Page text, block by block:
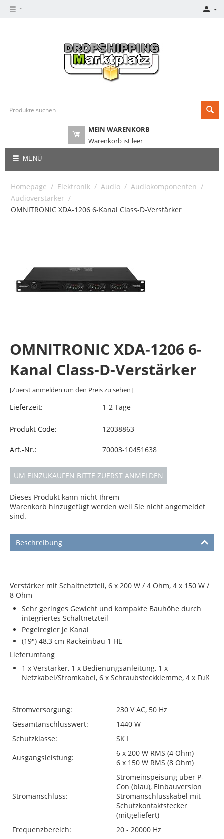
MEIN WARENKORB
Warenkorb ist leer
MENÜ
Homepage / Elektronik / Audio / Audiokomponenten /
Audioverstärker /
OMNITRONIC XDA-1206 6-Kanal Class-D-Verstärker
OMNITRONIC XDA-1206 6-
Kanal Class-D-Verstärker
[Zuerst anmelden um den Preis zu sehen]
Lieferzeit: 1-2 Tage
Produkt Code: 12038863
Art.-Nr.: 70003-10451638
UM EINZUKAUFEN BITTE ZUERST ANMELDEN
Dieses Produkt kann nicht Ihrem
Warenkorb hinzugefügt werden weil Sie nicht angemeldet
sind.
Beschreibung
Verstärker mit Schaltnetzteil, 6 x 200 W / 4 Ohm, 4 x 150 W /
8 Ohm
Sehr geringes Gewicht und kompakte Bauhöhe durch
integriertes Schaltnetzteil
Pegelregler je Kanal
(19") 48,3 cm Rackeinbau 1 HE
Lieferumfang
1 x Verstärker, 1 x Bedienungsanleitung, 1 x
Netzkabel/Stromkabel, 6 x Schraubsteckklemme, 4 x Fuß
Stromversorgung:
230 V AC, 50 Hz
Gesamtanschlusswert:
1440 W
Schutzklasse:
SK I
Ausgangsleistung:
6 x 200 W RMS (4 Ohm)
6 x 150 W RMS (8 Ohm)
Stromanschluss:
Stromeinspeisung über P-
Con (blau), Einbauversion
Stromanschlusskabel mit
Schutzkontaktstecker
(mitgeliefert)
Frequenzbereich:
20 - 20000 Hz